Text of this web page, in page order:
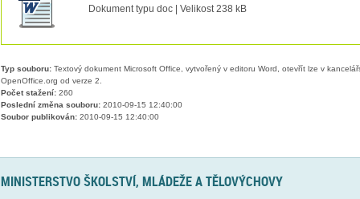
Dokument typu doc | Velikost 238 kB
Typ souboru:Textový dokument Microsoft Office, vytvořený v editoru Word, otevřít lze v
OpenOffice.org od verze 2.
Počet stažení:260
Poslední změna souboru:2010-09-15 12:40:00
Soubor publikován:2010-09-15 12:40:00
MINISTERSTVO ŠKOLSTVÍ, MLÁDEŽE A TĚLOVÝCHOVY